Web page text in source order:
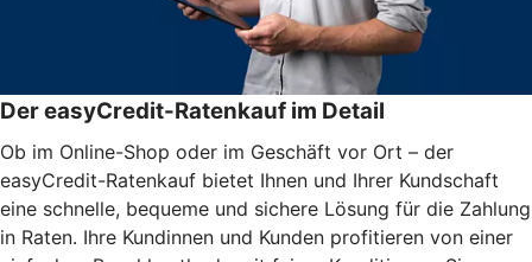
Der easyCredit-Ratenkauf im Detail
Ob im Online-Shop oder im Geschäft vor Ort – der
easyCredit-Ratenkauf bietet Ihnen und Ihrer Kundschaft
eine schnelle, bequeme und sichere Lösung für die Zahlung
in Raten. Ihre Kundinnen und Kunden profitieren von einer